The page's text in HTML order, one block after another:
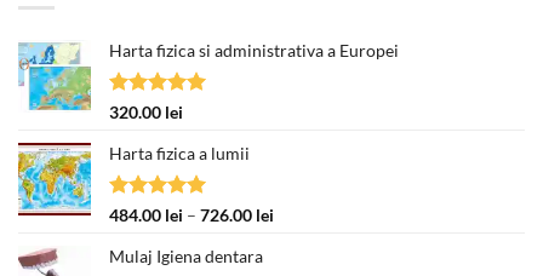
Harta fizica si administrativa a Europei
Evaluat la
320.00 lei
Harta fizica a lumii
Evaluat la
484.00 lei – 726.00 lei
Mulaj Igiena dentara